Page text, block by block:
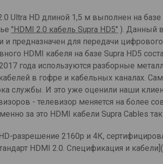
Ultra HD длиной 1,5 м выполнен на
"HDMI 2.0 кабель Supra HD5" ). Данный
предназначен для передачи
HDMI кабеля на базе Supra HD5
года используются разборные
в гофре и кабельных каналах.
службы. И это уже оценили наши
- телевизор меняется на более
за это HDMI кабели Supra Cables
разрешение 2160p и 4К,
HDMI 2.0. Спецификация и